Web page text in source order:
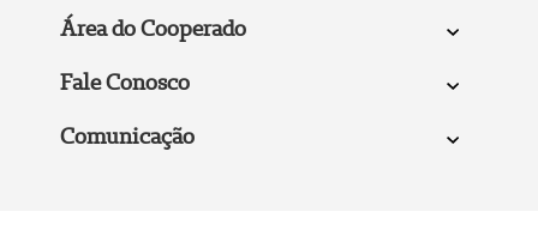
Área do Cooperado
Fale Conosco
Comunicação